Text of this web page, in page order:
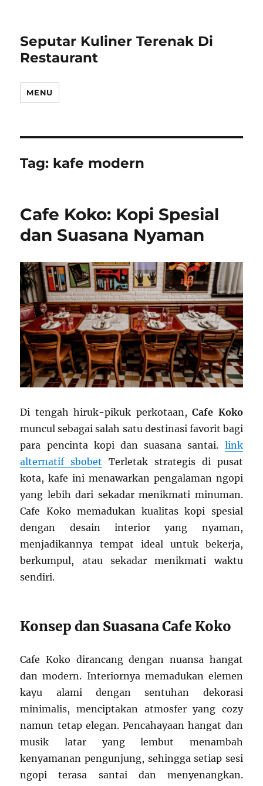
Seputar Kuliner Terenak Di
Restaurant
MENU
Tag: kafe modern
Cafe Koko: Kopi Spesial
dan Suasana Nyaman
Di tengah hiruk-pikuk perkotaan,Cafe Koko
muncul sebagai salah satu destinasi favorit bagi
para pencinta kopi dan suasana santai. link
alternatif sbobet Terletak strategis di pusat
kota, kafe ini menawarkan pengalaman ngopi
yang lebih dari sekadar menikmati minuman.
Cafe Koko memadukan kualitas kopi spesial
dengan desain interior yang nyaman,
menjadikannya tempat ideal untuk bekerja,
berkumpul, atau sekadar menikmati waktu
sendiri.
Konsep dan Suasana Cafe Koko
Cafe Koko dirancang dengan nuansa hangat
dan modern. Interiornya memadukan elemen
kayu alami dengan sentuhan dekorasi
minimalis, menciptakan atmosfer yang cozy
namun tetap elegan. Pencahayaan hangat dan
musik latar yang lembut menambah
kenyamanan pengunjung, sehingga setiap sesi
ngopi terasa santai dan menyenangkan.